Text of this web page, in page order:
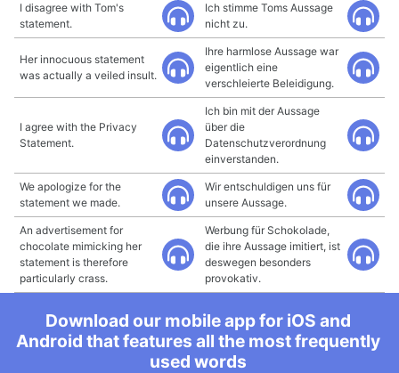
I disagree with Tom's
statement.
Ich stimme Toms Aussage
nicht zu.
Her innocuous statement
was actually a veiled insult.
Ihre harmlose Aussage war
eigentlich eine
verschleierte Beleidigung.
I agree with the Privacy
Statement.
Ich bin mit der Aussage
über die
Datenschutzverordnung
einverstanden.
We apologize for the
statement we made.
Wir entschuldigen uns für
unsere Aussage.
An advertisement for
chocolate mimicking her
statement is therefore
particularly crass.
Werbung für Schokolade,
die ihre Aussage imitiert, ist
deswegen besonders
provokativ.
Download our mobile app for iOS and
Android that features all the most frequently
used words